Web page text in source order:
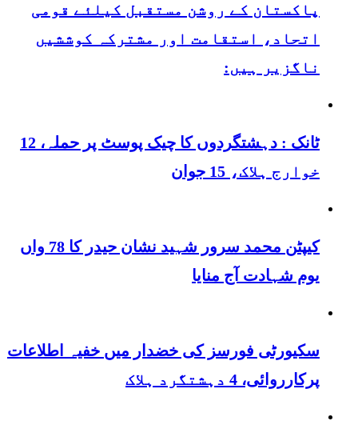
پاکستان کے روشن مستقبل کیلئے قومی
اتحاد، استقامت اور مشترکہ کوششیں
ناگزیر ہیں:
ٹانک : دہشتگردوں کا چیک پوسٹ پر حملہ، 12
خوارج ہلاک، 15 جوان
کیپٹن محمد سرور شہید نشان حیدر کا 78 واں
یوم شہادت آج منایا
سکیورٹی فورسز کی خضدار میں خفیہ اطلاعات
پرکارروائی، 4 دہشتگرد ہلاک